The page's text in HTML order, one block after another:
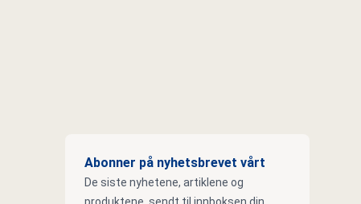
Abonner på nyhetsbrevet vårt
De siste nyhetene, artiklene og